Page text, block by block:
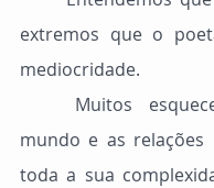
extremos que o
mediocridade.
mundo e as relações
toda a sua